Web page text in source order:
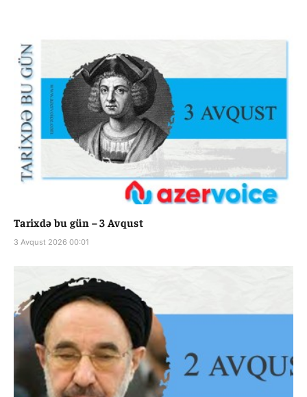
Tarixdə bu gün – 3 Avqust
3 Avqust 2026 00:01